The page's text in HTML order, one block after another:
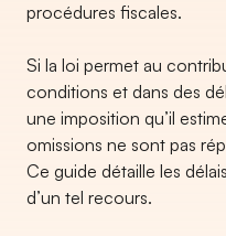
procédures fiscales.
Si la loi permet au
conditions et dans des
une imposition qu’il
omissions ne sont pas
Ce guide détaille les
d’un tel recours.